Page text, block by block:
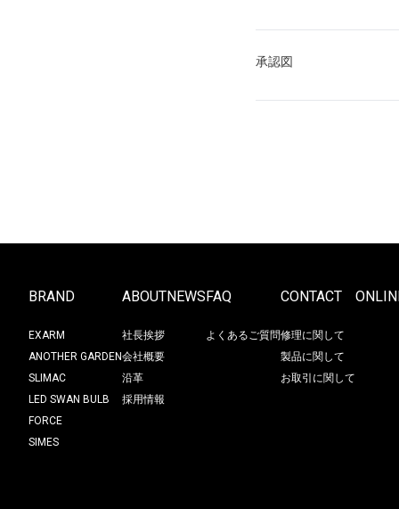
承認図
BRAND
EXARM
ANOTHER GARDEN
SLIMAC
LED SWAN BULB
FORCE
SIMES
ABOUT
社長挨拶
会社概要
沿革
採用情報
NEWSFAQ
よくあるご質問
CONTACT
修理に関して
製品に関して
お取引に関して